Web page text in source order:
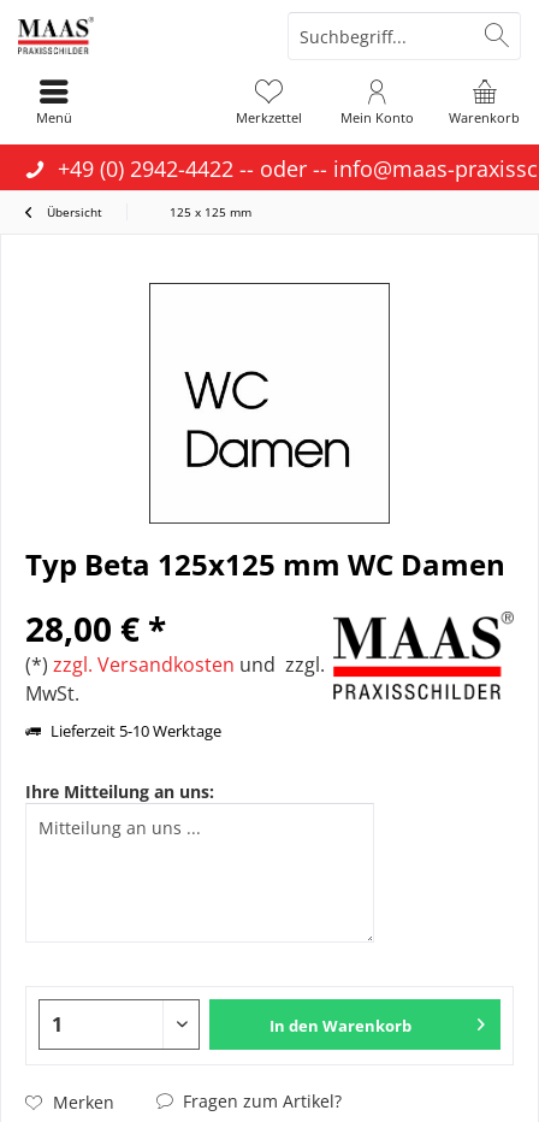
+49 (0) 2942-4422 -- oder -- info@maas-
Warenkorb
Merkzettel Mein Konto
Menü
Übersicht 125 x 125 mm
Typ Beta 125x125 mm WC Damen
28,00 € *
(*) zzgl. Versandkosten und zzgl.
MwSt.
Lieferzeit 5-10 Werktage
Ihre Mitteilung an uns:
In den Warenkorb
Merken Fragen zum Artikel?